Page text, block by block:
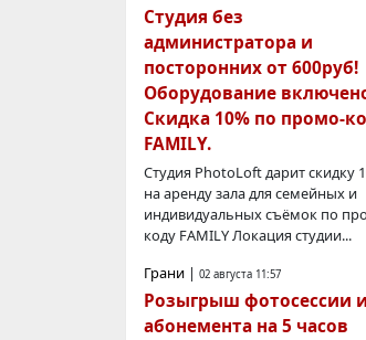
Студия без
администратора и
посторонних от 600руб!
Оборудование
Скидка 10% по промо-
FAMILY.
Студия PhotoLoft дарит скидку
на аренду зала для семейных и
индивидуальных съёмок по
коду FAMILY Локация студии...
Грани | 02 августа 11:57
Розыгрыш фотосессии и
абонемента на 5 часов